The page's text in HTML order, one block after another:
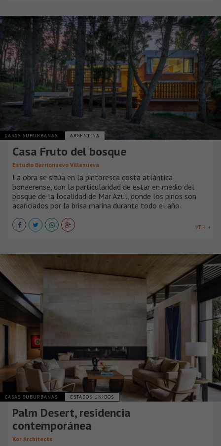
CASAS SUBURBANAS ARGENTINA
Casa Fruto del bosque
Estudio Barrionuevo Villanueva
La obra se sitúa en la pintoresca costa atlántica
bonaerense, con la particularidad de estar en medio del
bosque de la localidad de Mar Azul, donde los pinos son
acariciados por la brisa marina durante todo el año.
VER +
CASAS SUBURBANAS ESTADOS UNIDOS
Palm Desert, residencia
contemporánea
Kor Architects